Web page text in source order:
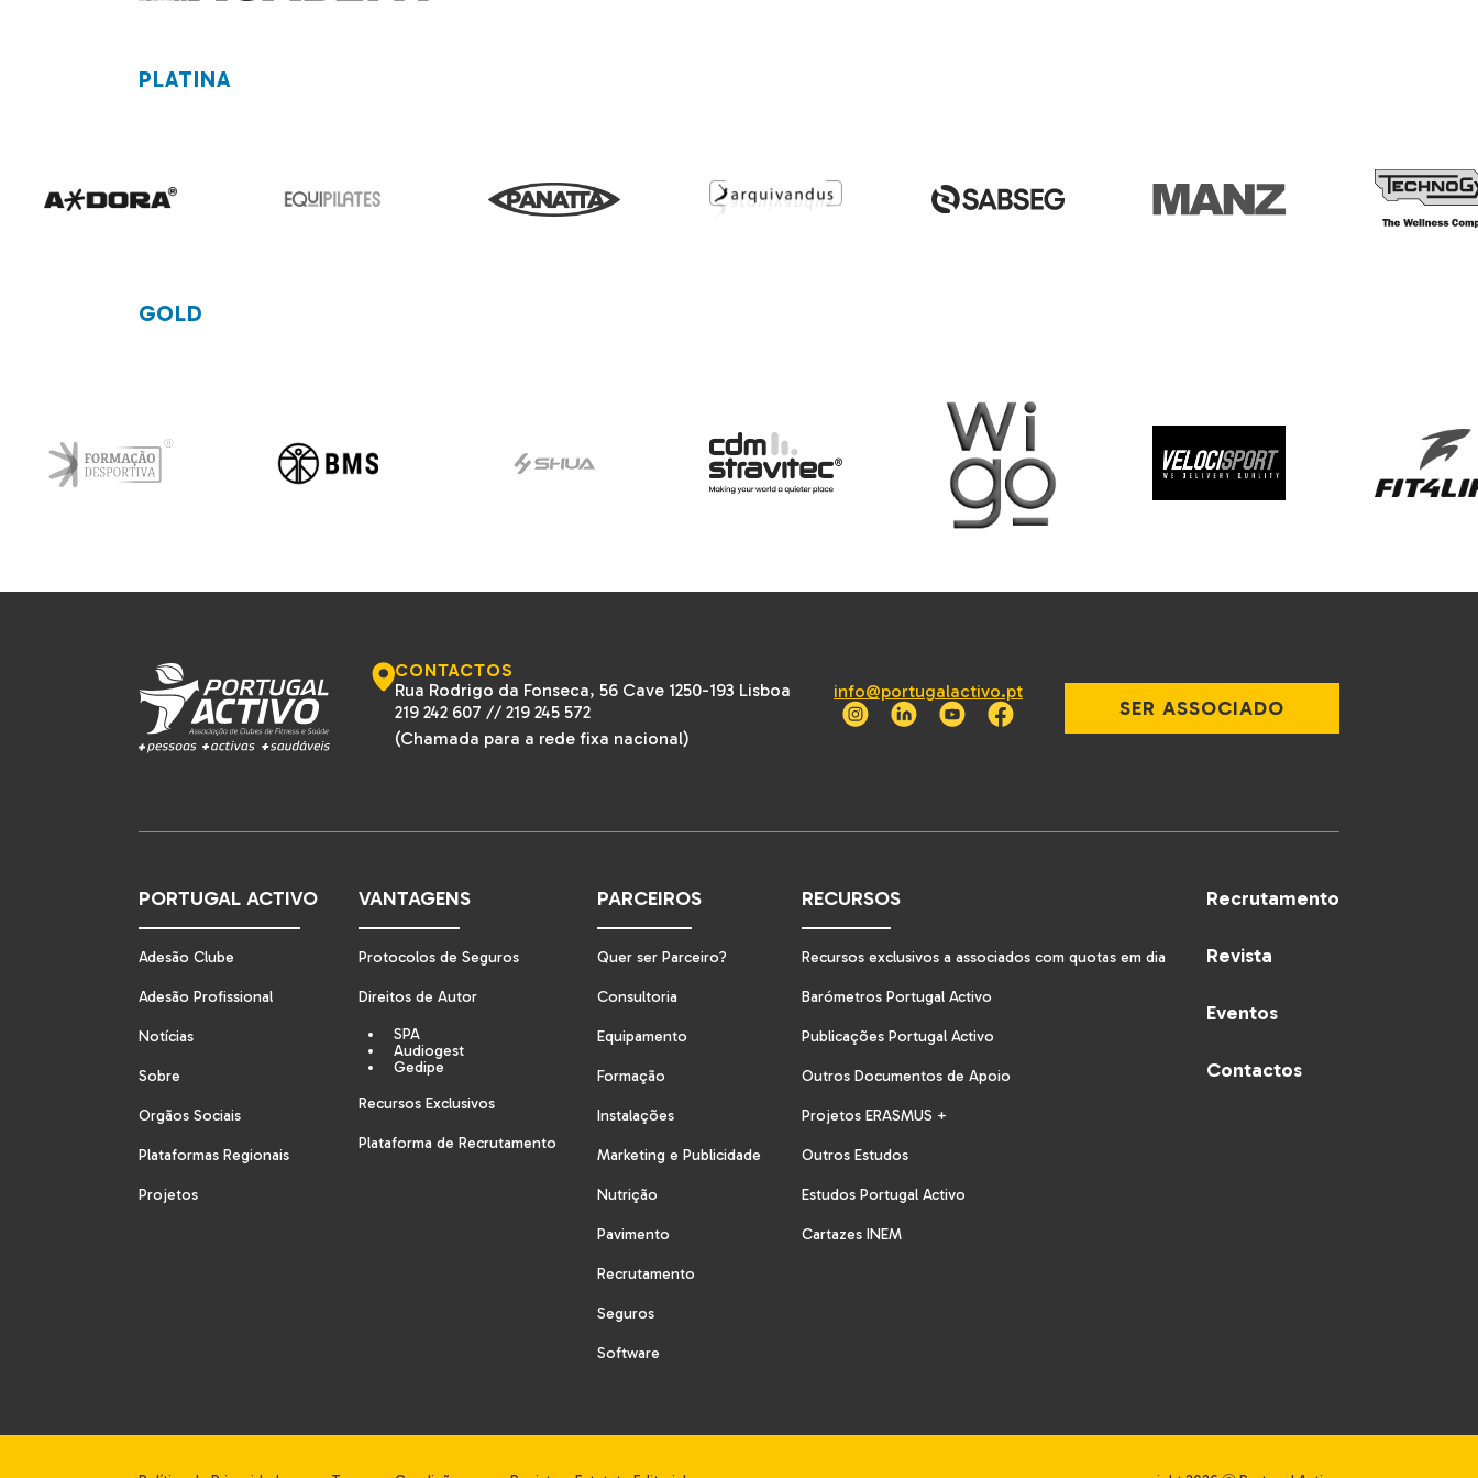
PLATINA
GOLD
CONTACTOS
Rua Rodrigo da Fonseca, 56 Cave 1250-193 Lisboa
219 242 607 // 219 245 572
(Chamada para a rede fixa nacional)
info@portugalactivo.pt
SER ASSOCIADO
PORTUGAL ACTIVO
Adesão Clube
Adesão Profissional
Notícias
Sobre
Orgãos Sociais
Plataformas Regionais
Projetos
VANTAGENS
Protocolos de Seguros
Direitos de Autor
SPA
Audiogest
Gedipe
Recursos Exclusivos
Plataforma de Recrutamento
PARCEIROS
Quer ser Parceiro?
Consultoria
Equipamento
Formação
Instalações
Marketing e Publicidade
Nutrição
Pavimento
Recrutamento
Seguros
Software
RECURSOS
Recursos exclusivos a associados com quotas em dia
Barómetros Portugal Activo
Publicações Portugal Activo
Outros Documentos de Apoio
Projetos ERASMUS +
Outros Estudos
Estudos Portugal Activo
Cartazes INEM
Recrutamento
Revista
Eventos
Contactos